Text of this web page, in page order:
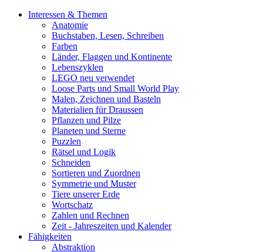
Interessen & Themen
Anatomie
Buchstaben, Lesen, Schreiben
Farben
Länder, Flaggen und Kontinente
Lebenszyklen
LEGO neu verwendet
Loose Parts und Small World Play
Malen, Zeichnen und Basteln
Materialien für Draussen
Pflanzen und Pilze
Planeten und Sterne
Puzzlen
Rätsel und Logik
Schneiden
Sortieren und Zuordnen
Symmetrie und Muster
Tiere unserer Erde
Wortschatz
Zahlen und Rechnen
Zeit - Jahreszeiten und Kalender
Fähigkeiten
Abstraktion